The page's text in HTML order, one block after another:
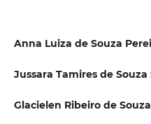
Anna Luiza de Souza
Jussara Tamires de Souza
Glacielen Ribeiro de Souza